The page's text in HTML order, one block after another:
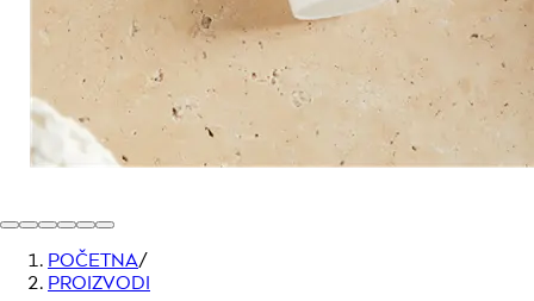
POČETNA/
PROIZVODI